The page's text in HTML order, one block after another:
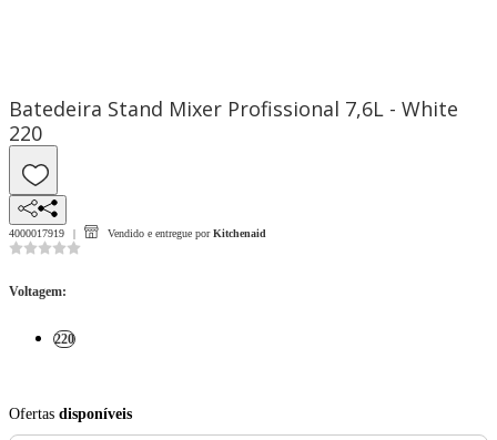
Batedeira Stand Mixer Profissional 7,6L - White
220
4000017919 Vendido e entregue por Kitchenaid
Voltagem:
220
Ofertas disponíveis